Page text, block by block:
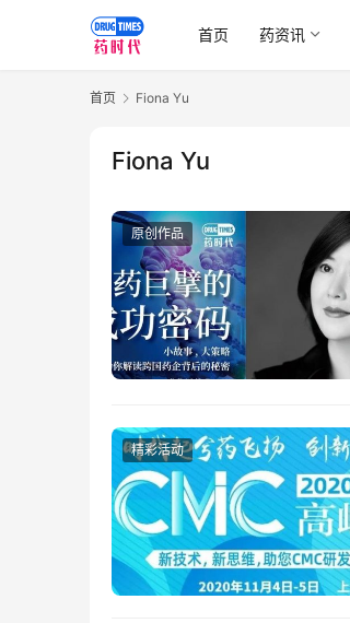
首页 药资讯
首页 Fiona Yu
Fiona Yu
原创作品
精彩活动